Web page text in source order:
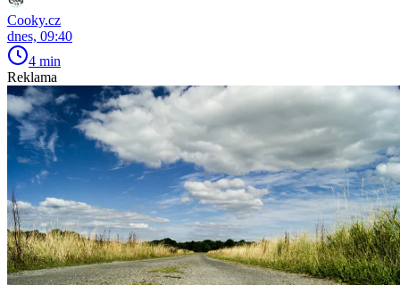
Cooky.cz
dnes, 09:40
4 min
Reklama